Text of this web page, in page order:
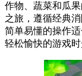
作物、蔬菜和瓜
之旅，遵循经典
简单易懂的操作
轻松愉快的游戏时